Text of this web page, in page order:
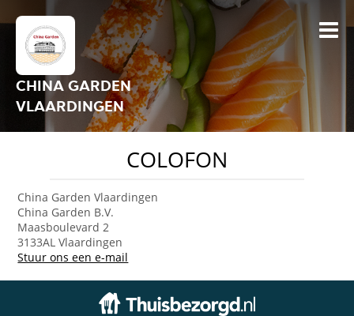
CHINA GARDEN
VLAARDINGEN
COLOFON
China Garden Vlaardingen
China Garden B.V.
Maasboulevard 2
3133AL Vlaardingen
Stuur ons een e-mail